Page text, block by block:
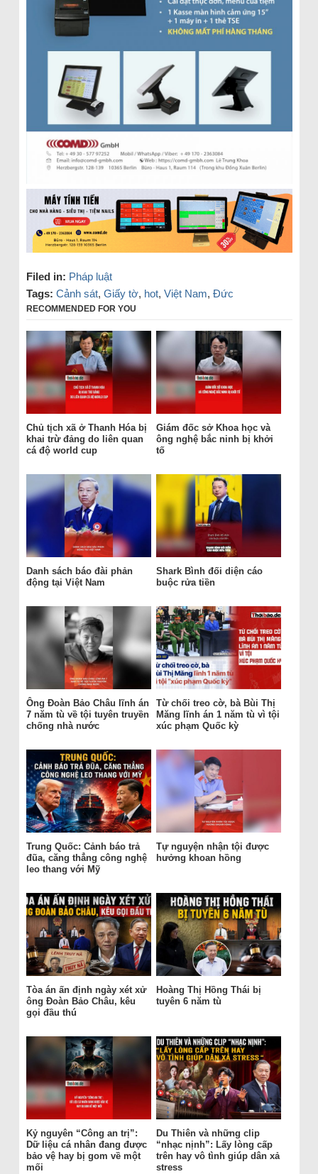
Filed in: Pháp luật
Tags: Cảnh sát, Giấy tờ, hot, Việt Nam, Đức
RECOMMENDED FOR YOU
Chủ tịch xã ở Thanh Hóa bị
khai trừ đảng do liên quan
cá độ world cup
Giám đốc sở Khoa học và
ông nghệ bắc ninh bị khởi
tố
Danh sách báo đài phản
động tại Việt Nam
Shark Bình đối diện cáo
buộc rửa tiền
Ông Đoàn Bảo Châu lĩnh án
7 năm tù về tội tuyên truyền
chống nhà nước
Từ chối treo cờ, bà Bùi Thị
Măng lĩnh án 1 năm tù vì tội
xúc phạm Quốc kỳ
Trung Quốc: Cảnh báo trả
đũa, căng thẳng công nghệ
leo thang với Mỹ
Tự nguyện nhận tội được
hưởng khoan hồng
Tòa án ấn định ngày xét xử
ông Đoàn Bảo Châu, kêu
gọi đầu thú
Hoàng Thị Hồng Thái bị
tuyên 6 năm tù
Kỷ nguyên “Công an trị”:
Dữ liệu cá nhân đang được
bảo vệ hay bị gom về một
mối
Du Thiên và những clip
“nhạc nịnh”: Lấy lòng cấp
trên hay vô tình giúp dân xả
stress